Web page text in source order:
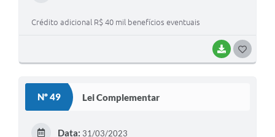
BAIXAR
Crédito adicional R$ 40 mil benefícios eventuais
Nº 49 Lei Complementar
Data: 31/03/2023